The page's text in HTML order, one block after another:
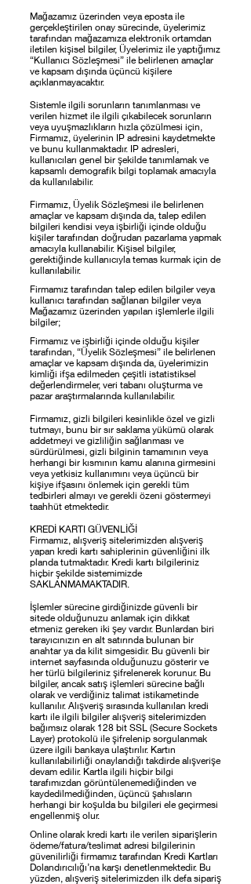
Mağazamız üzerinden veya eposta ile
gerçekleştirilen onay sürecinde, üyelerimiz
tarafından mağazamıza elektronik ortamdan
iletilen kişisel bilgiler, Üyelerimiz ile yaptığımız
“Kullanıcı Sözleşmesi” ile belirlenen amaçlar
ve kapsam dışında üçüncü kişilere
açıklanmayacaktır.
Sistemle ilgili sorunların tanımlanması ve
verilen hizmet ile ilgili çıkabilecek sorunların
veya uyuşmazlıkların hızla çözülmesi için,
Firmamız, üyelerinin IP adresini kaydetmekte
ve bunu kullanmaktadır. IP adresleri,
kullanıcıları genel bir şekilde tanımlamak ve
kapsamlı demografik bilgi toplamak amacıyla
da kullanılabilir.
Firmamız, Üyelik Sözleşmesi ile belirlenen
amaçlar ve kapsam dışında da, talep edilen
bilgileri kendisi veya işbirliği içinde olduğu
kişiler tarafından doğrudan pazarlama yapmak
amacıyla kullanabilir. Kişisel bilgiler,
gerektiğinde kullanıcıyla temas kurmak için de
kullanılabilir.
Firmamız tarafından talep edilen bilgiler veya
kullanıcı tarafından sağlanan bilgiler veya
Mağazamız üzerinden yapılan işlemlerle ilgili
bilgiler;
Firmamız ve işbirliği içinde olduğu kişiler
tarafından, “Üyelik Sözleşmesi” ile belirlenen
amaçlar ve kapsam dışında da, üyelerimizin
kimliği ifşa edilmeden çeşitli istatistiksel
değerlendirmeler, veri tabanı oluşturma ve
pazar araştırmalarında kullanılabilir.
Firmamız, gizli bilgileri kesinlikle özel ve gizli
tutmayı, bunu bir sır saklama yükümü olarak
addetmeyi ve gizliliğin sağlanması ve
sürdürülmesi, gizli bilginin tamamının veya
herhangi bir kısmının kamu alanına girmesini
veya yetkisiz kullanımını veya üçüncü bir
kişiye ifşasını önlemek için gerekli tüm
tedbirleri almayı ve gerekli özeni göstermeyi
taahhüt etmektedir.
KREDİ KARTI GÜVENLİĞİ
Firmamız, alışveriş sitelerimizden alışveriş
yapan kredi kartı sahiplerinin güvenliğini ilk
planda tutmaktadır. Kredi kartı bilgileriniz
hiçbir şekilde sistemimizde
SAKLANMAMAKTADIR.
İşlemler sürecine girdiğinizde güvenli bir
sitede olduğunuzu anlamak için dikkat
etmeniz gereken iki şey vardır. Bunlardan biri
tarayıcınızın en alt satırında bulunan bir
anahtar ya da kilit simgesidir. Bu güvenli bir
internet sayfasında olduğunuzu gösterir ve
her türlü bilgileriniz şifrelenerek korunur. Bu
bilgiler, ancak satış işlemleri sürecine bağlı
olarak ve verdiğiniz talimat istikametinde
kullanılır. Alışveriş sırasında kullanılan kredi
kartı ile ilgili bilgiler alışveriş sitelerimizden
bağımsız olarak 128 bit SSL (Secure Sockets
Layer) protokolü ile şifrelenip sorgulanmak
üzere ilgili bankaya ulaştırılır. Kartın
kullanılabilirliği onaylandığı takdirde alışverişe
devam edilir. Kartla ilgili hiçbir bilgi
tarafımızdan görüntülenemediğinden ve
kaydedilmediğinden, üçüncü şahısların
herhangi bir koşulda bu bilgileri ele geçirmesi
engellenmiş olur.
Online olarak kredi kartı ile verilen siparişlerin
ödeme/fatura/teslimat adresi bilgilerinin
güvenilirliği firmamız tarafından Kredi Kartları
Dolandırıcılığı’na karşı denetlenmektedir. Bu
yüzden, alışveriş sitelerimizden ilk defa sipariş